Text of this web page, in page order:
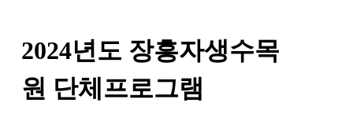
2024년도 장흥자생수목
원 단체프로그램